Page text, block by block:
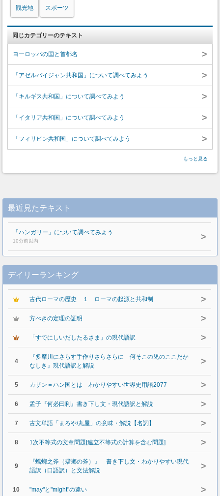
観光地 スポーツ
同じカテゴリーのテキスト
ヨーロッパの国と首都名 >
「アゼルバイジャン共和国」について調べてみよう >
「キルギス共和国」について調べてみよう >
「イタリア共和国」について調べてみよう >
「フィリピン共和国」について調べてみよう >
もっと見る
最近見たテキスト
「ハンガリー」について調べてみよう
10分前以内 >
デイリーランキング
古代ローマの歴史 １ ローマの起源と共和制 >
方べきの定理の証明 >
「すでにしいだしたるさま」の現代語訳 >
4
『多摩川にさらす手作りさらさらに 何そこの児のここだか
なしき』現代語訳と解説
>
5 カザン＝ハン国とは わかりやすい世界史用語2077 >
6 孟子『何必曰利』書き下し文・現代語訳と解説 >
7 古文単語「まろや/丸屋」の意味・解説【名詞】 >
8 1次不等式の文章問題[連立不等式の計算を含む問題] >
9
『蟷螂之斧（蟷螂の斧）』 書き下し文・わかりやすい現代
語訳（口語訳）と文法解説
>
10 "may"と"might"の違い >